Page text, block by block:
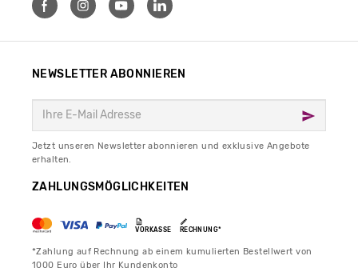
NEWSLETTER ABONNIEREN
Jetzt unseren Newsletter abonnieren und exklusive Angebote
erhalten.
ZAHLUNGSMÖGLICHKEITEN
VORKASSE RECHNUNG*
*Zahlung auf Rechnung ab einem kumulierten Bestellwert von
1000 Euro über Ihr Kundenkonto